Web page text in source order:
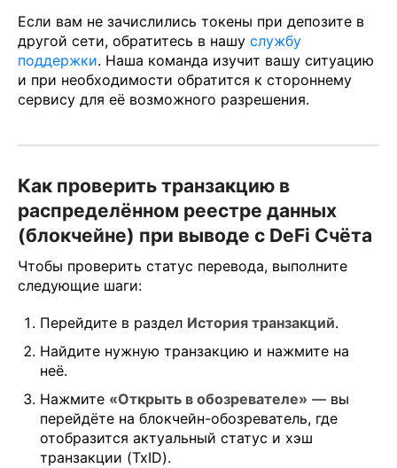
Если вам не зачислились токены при депозите в
другой сети, обратитесь в нашу службу
поддержки. Наша команда изучит вашу ситуацию
и при необходимости обратится к стороннему
сервису для её возможного разрешения.
Как проверить транзакцию в
распределённом реестре данных
(блокчейне) при выводе с DeFi Счёта
Чтобы проверить статус перевода, выполните
следующие шаги:
Перейдите в раздел История транзакций.
Найдите нужную транзакцию и нажмите на
неё.
Нажмите «Открыть в обозревателе» — вы
перейдёте на блокчейн-обозреватель, где
отобразится актуальный статус и хэш
транзакции (TxID).